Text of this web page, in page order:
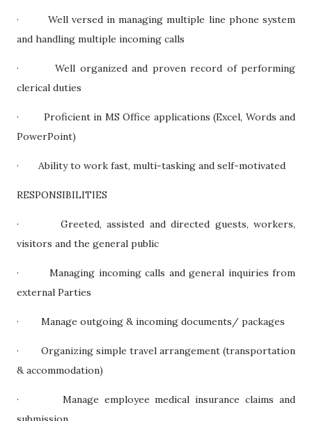
· Well versed in managing multiple line phone system
and handling multiple incoming calls
· Well organized and proven record of performing
clerical duties
· Proficient in MS Office applications (Excel, Words and
PowerPoint)
· Ability to work fast, multi-tasking and self-motivated
RESPONSIBILITIES
· Greeted, assisted and directed guests, workers,
visitors and the general public
· Managing incoming calls and general inquiries from
external Parties
· Manage outgoing & incoming documents/ packages
· Organizing simple travel arrangement (transportation
& accommodation)
· Manage employee medical insurance claims and